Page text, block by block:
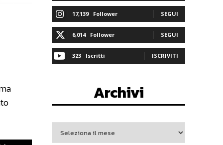
17,139 Follower SEGUI
6,014 Follower SEGUI
323 Iscritti ISCRIVITI
Archivi